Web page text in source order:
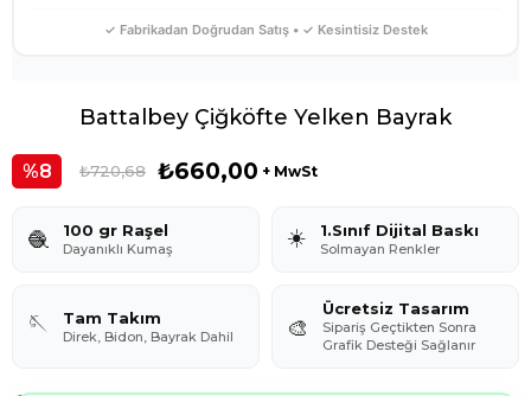
✓ Fabrikadan Doğrudan Satış • ✓ Kesintisiz Destek
Battalbey Çiğköfte Yelken Bayrak
8 ₺720,68 ₺660,00 + MwSt
🧶 100 gr Raşel
Dayanıklı Kumaş
☀️ 1.Sınıf Dijital Baskı
Solmayan Renkler
🪡 Tam Takım
Direk, Bidon, Bayrak Dahil 🎨
Ücretsiz Tasarım
Sipariş Geçtikten Sonra
Grafik Desteği Sağlanır